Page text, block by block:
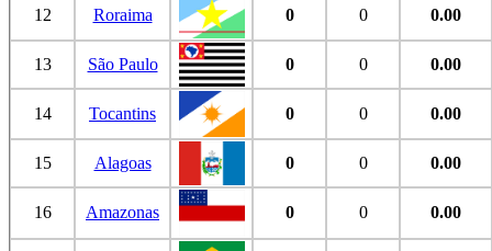
12 Roraima 0 0 0.00
13 São Paulo 0 0 0.00
14 Tocantins 0 0 0.00
15 Alagoas 0 0 0.00
16 Amazonas 0 0 0.00